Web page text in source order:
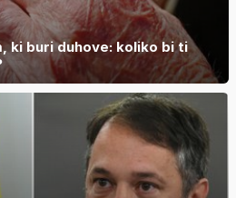
ki buri duhove: koliko bi ti